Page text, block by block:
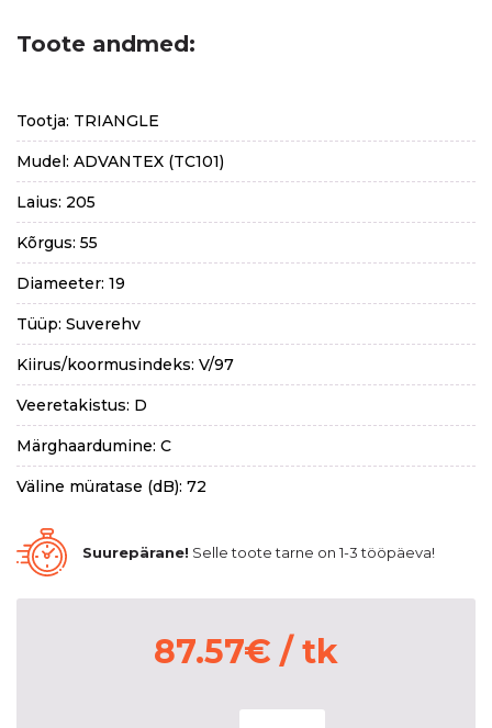
Toote andmed:
Tootja: TRIANGLE
Mudel: ADVANTEX (TC101)
Laius: 205
Kõrgus: 55
Diameeter: 19
Tüüp: Suverehv
Kiirus/koormusindeks: V/97
Veeretakistus: D
Märghaardumine: C
Väline müratase (dB): 72
Suurepärane! Selle toote tarne on 1-3 tööpäeva!
87.57€ / tk